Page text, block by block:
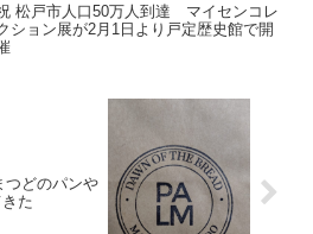
松戸市人口50万人到達 マイセンコレ
ション展が2月1日より戸定歴史館で開
つどのパンや
た